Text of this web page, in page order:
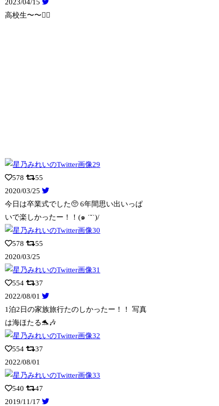
2023/04/15
高校生〜〜🧚‍♂️
578
55
2020/03/25
今日は卒業式でした🥺 6年間思い出いっぱ
いで楽しかったー！！(๑ ˙˘˙)/
578
55
2020/03/25
554
37
2022/08/01
1泊2日の家族旅行たのしかったー！！ 写真
は海ほたる🐬🎶
554
37
2022/08/01
540
47
2019/11/17